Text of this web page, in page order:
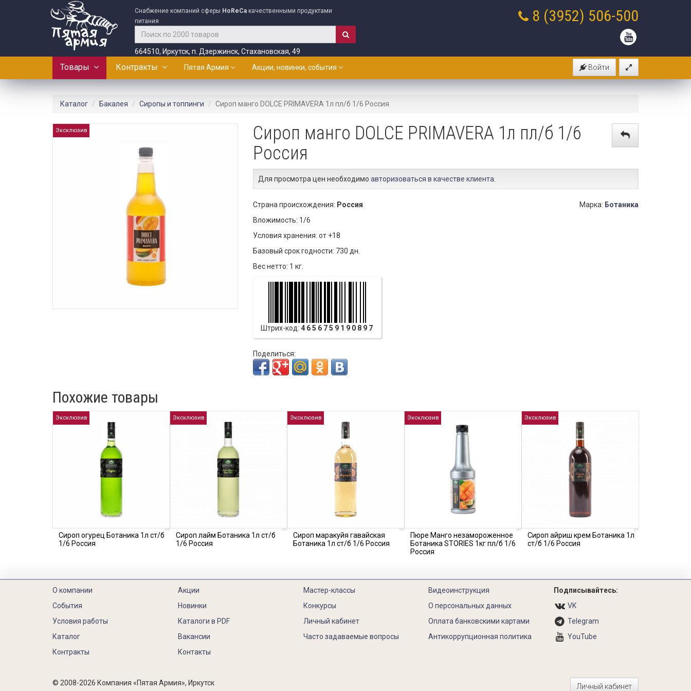
Снабжение компаний сферы HoReCa качественными продуктами
питания
664510, Иркутск, п. Дзержинск, Стахановская, 49
8 (3952) 506-500
Войти
Товары Контракты Пятая Армия Акции, новинки, события
Каталог Бакалея Сиропы и топпинги Сироп манго DOLCE PRIMAVERA 1л пл/б 1/6 Россия
Эксклюзив
Сироп манго DOLCE PRIMAVERA 1л пл/б 1/6
Россия
Для просмотра цен необходимо авторизоваться в качестве клиента
Страна происхождения: Россия
Вложимость: 1/6
Условия хранения: от +18
Базовый срок годности: 730 дн.
Вес нетто: 1 кг.
Марка: Ботаника
Штрих-код: 4656759190897
Поделиться:
Похожие товары
Эксклюзив
Сироп огурец Ботаника 1л ст/б
1/6 Россия
Эксклюзив
Сироп лайм Ботаника 1л ст/б
1/6 Россия
Эксклюзив
Сироп маракуйя гавайская
Ботаника 1л ст/б 1/6 Россия
Эксклюзив
Пюре Манго незамороженное
Ботаника STORIES 1кг пл/б 1/6
Россия
Эксклюзив
Сироп айриш крем Ботаника 1л
ст/б 1/6 Россия
О компании
События
Условия работы
Каталог
Контракты
Акции
Новинки
Каталоги в PDF
Вакансии
Контакты
Мастер-классы
Конкурсы
Личный кабинет
Часто задаваемые вопросы
Видеоинструкция
О персональных данных
Оплата банковскими картами
Антикоррупционная политика
Подписывайтесь:
VK
Telegram
YouTube
© 2008-2026 Компания «Пятая Армия», Иркутск Личный кабинет